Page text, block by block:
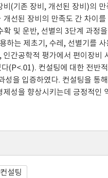
(기존 장비, 개선된 장비)의
선된 장비의 만족도 간 차이를
및 운반, 선별의 3단계 과정
하는 제초기, 수레, 선별기를
간공학적 평가에서 편이장비
(P<.01). 컨설팅에 대한 전반
을 입증하였다. 컨설팅을 통
성을 향상시키는데 긍정적인
컨설팅